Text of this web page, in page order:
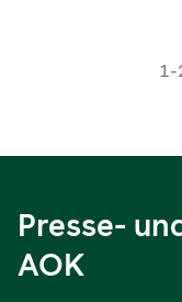
1-
Presse-
AOK